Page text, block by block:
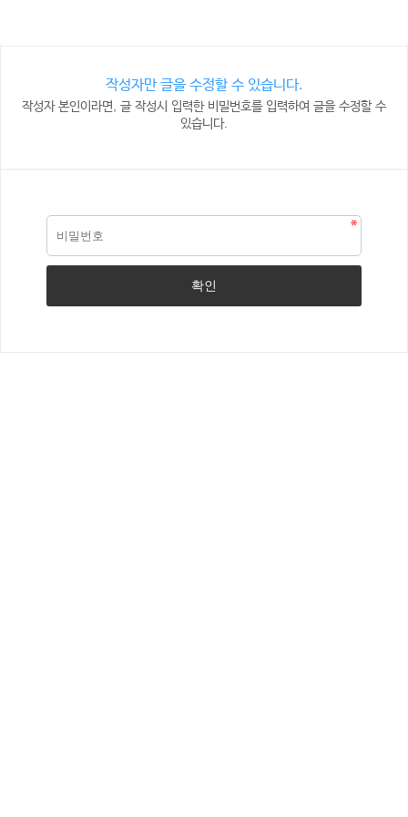
작성자만 글을 수정할 수 있습니다.
작성자 본인이라면, 글 작성시 입력한 비밀번호를 입력하여 글을 수정할 수
있습니다.